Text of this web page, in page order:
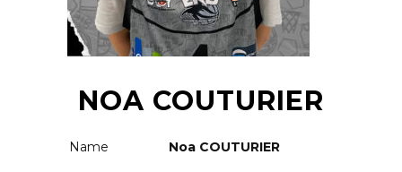
NOA COUTURIER
Name Noa COUTURIER